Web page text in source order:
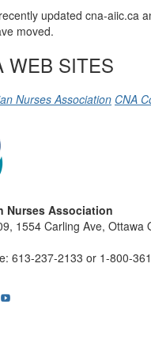
updated cna-aiic.ca
moved.
WEB SITES
Nurses Association CNA
Nurses Association
1554 Carling Ave, Ottawa
613-237-2133 or 1-800-